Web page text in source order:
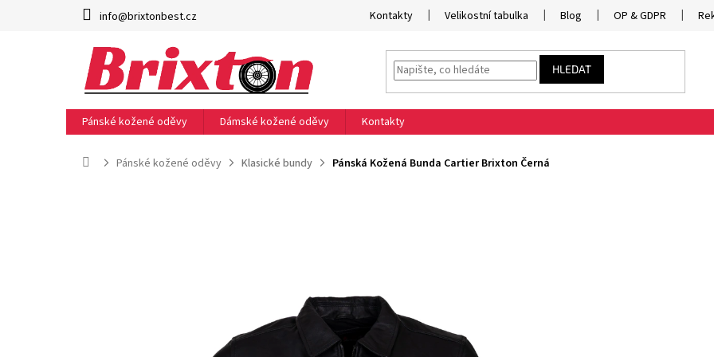
info@brixtonbest.cz Kontakty Velikostní tabulka Blog OP & GDPR
HLEDAT
Pánské kožené oděvy Dámské kožené oděvy Kontakty
DomůPánské kožené oděvy Klasické bundy Pánská Kožená Bunda Cartier Brixton Černá